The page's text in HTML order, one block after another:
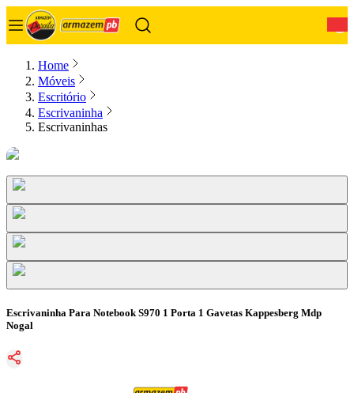
Home
Móveis
Escritório
Escrivaninha
Escrivaninhas
Escrivaninha Para Notebook S970 1 Porta 1 Gavetas Kappesberg Mdp
Nogal